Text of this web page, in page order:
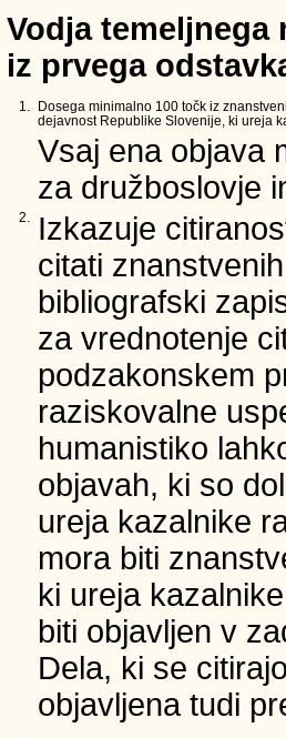
Vodja
iz prvega
1.
Dosega minimalno 100 točk iz
dejavnost Republike Slovenije, ki ureja
Vsaj ena objava
za družboslovje
2.
Izkazuje
citati
bibliografski
za vrednotenje
podzakonskem
raziskovalne
humanistiko
objavah, ki so
ureja kazalnike
mora biti
ki ureja
biti objavljen v
Dela, ki se
objavljena tudi